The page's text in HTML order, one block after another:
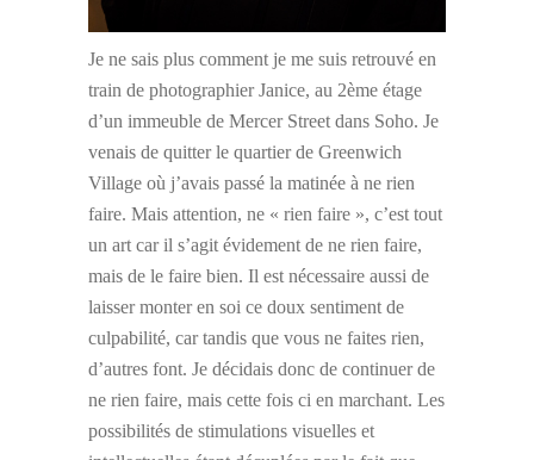
Je ne sais plus comment je me suis retrouvé en
train de photographier Janice, au 2ème étage
d’un immeuble de Mercer Street dans Soho. Je
venais de quitter le quartier de Greenwich
Village où j’avais passé la matinée à ne rien
faire. Mais attention, ne « rien faire », c’est tout
un art car il s’agit évidement de ne rien faire,
mais de le faire bien. Il est nécessaire aussi de
laisser monter en soi ce doux sentiment de
culpabilité, car tandis que vous ne faites rien,
d’autres font. Je décidais donc de continuer de
ne rien faire, mais cette fois ci en marchant. Les
possibilités de stimulations visuelles et